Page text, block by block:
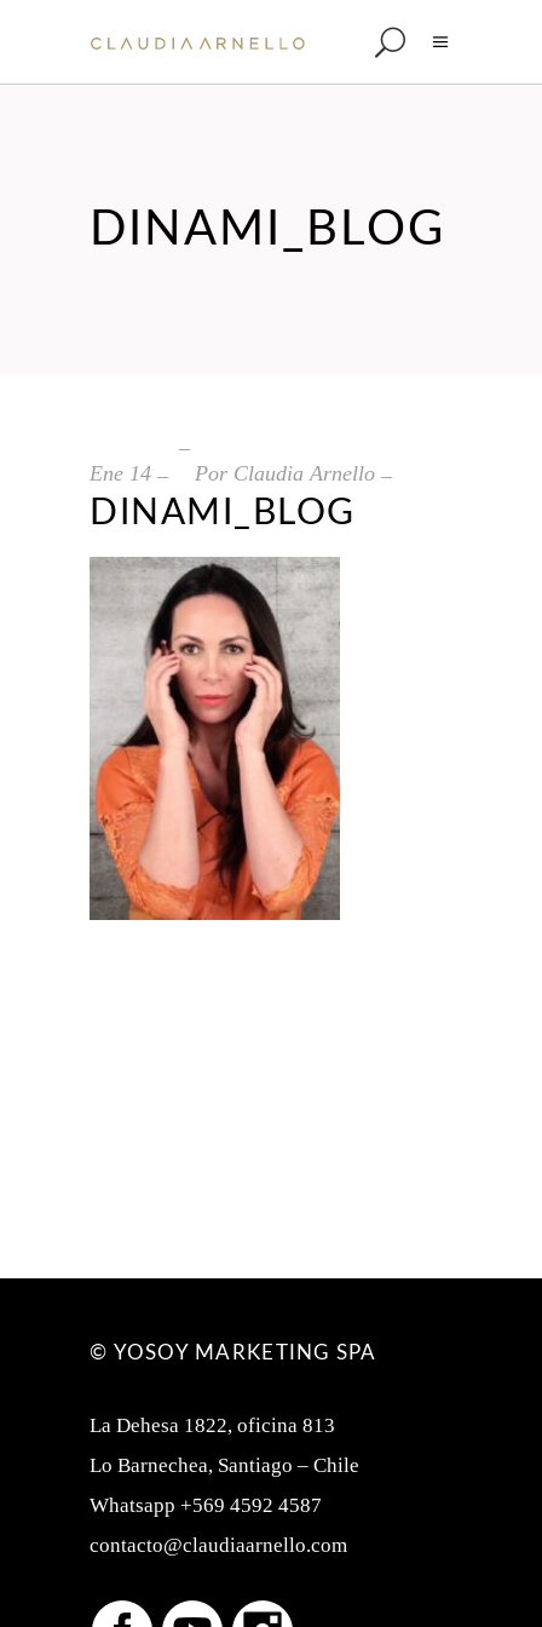
DINAMI_BLOG
Ene 14 Por Claudia Arnello
DINAMI_BLOG
© YOSOY MARKETING SPA
La Dehesa 1822, oficina 813
Lo Barnechea, Santiago – Chile
Whatsapp +569 4592 4587
contacto@claudiaarnello.com